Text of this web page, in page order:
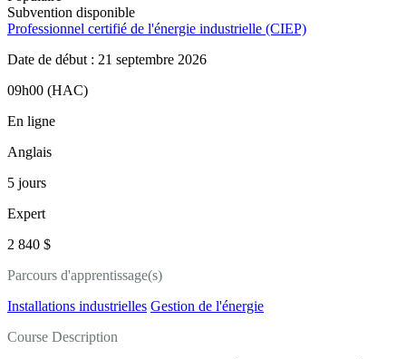
Subvention disponible
Professionnel certifié de l'énergie industrielle (CIEP)
Date de début : 21 septembre 2026
09h00 (HAC)
En ligne
Anglais
5 jours
Expert
2 840 $
Parcours d'apprentissage(s)
Installations industrielles Gestion de l'énergie
Course Description